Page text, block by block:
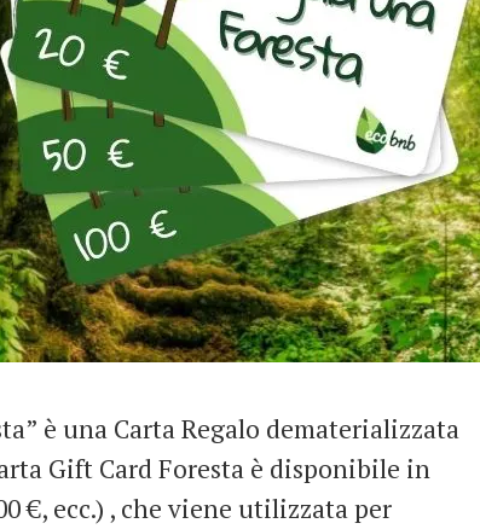
è una Carta Regalo dematerializzata
Gift Card Foresta è disponibile in
€, ecc.) , che viene utilizzata per